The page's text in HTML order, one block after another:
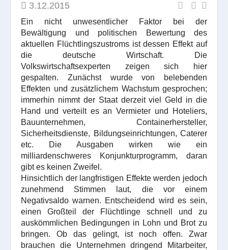
3.12.2015
Ein nicht unwesentlicher Faktor bei der
Bewältigung und politischen Bewertung des
aktuellen Flüchtlingszustroms ist dessen Effekt auf
die deutsche Wirtschaft. Die
Volkswirtschaftsexperten zeigen sich hier
gespalten. Zunächst wurde von belebenden
Effekten und zusätzlichem Wachstum gesprochen;
immerhin nimmt der Staat derzeit viel Geld in die
Hand und verteilt es an Vermieter und Hoteliers,
Bauunternehmen, Containerhersteller,
Sicherheitsdienste, Bildungseinrichtungen, Caterer
etc. Die Ausgaben wirken wie ein
milliardenschweres Konjunkturprogramm, daran
gibt es keinen Zweifel.
Hinsichtlich der langfristigen Effekte werden jedoch
zunehmend Stimmen laut, die vor einem
Negativsaldo warnen. Entscheidend wird es sein,
einen Großteil der Flüchtlinge schnell und zu
auskömmlichen Bedingungen in Lohn und Brot zu
bringen. Ob das gelingt, ist noch offen. Zwar
brauchen die Unternehmen dringend Mitarbeiter,